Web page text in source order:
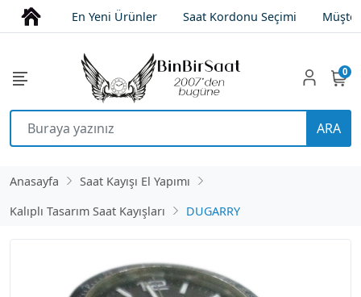
En Yeni Ürünler Saat Kordonu Seçimi
ARA
0
Anasayfa
Saat Kayışı El Yapımı
Kalıplı Tasarım Saat Kayışları
DUGARRY